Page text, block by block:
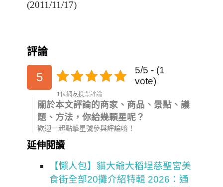
(2011/11/17)
評論
5
5/5 - (1
vote)
1位網友投票評論
關於本文評論的商家、商品、景點、議
題、方法，你給幾顆星呢？
歡迎一起點擊星號參與評論唷！
延伸閱讀
【懶人包】貓大爺大稻埕慈聖宮美
食街全部20攤介紹特輯 2026：通